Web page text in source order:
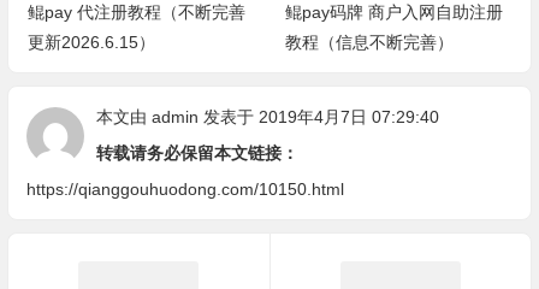
鲲pay 代注册教程（不断完善
更新2026.6.15）
鲲pay码牌 商户入网自助注册
教程（信息不断完善）
本文由 admin 发表于 2019年4月7日 07:29:40
转载请务必保留本文链接：
https://qianggouhuodong.com/10150.html